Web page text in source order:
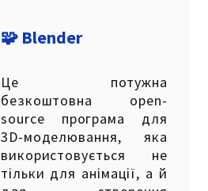
🧩 Blender
Це потужна
безкоштовна open-
source програма для
3D-моделювання, яка
використовується не
тільки для анімації, а й